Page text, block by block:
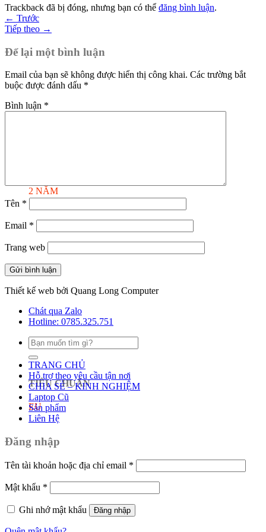
2 NĂM
TIÊU CHUẨN
EU
Trackback đã bị đóng, nhưng bạn có thể đăng bình luận.
← Trước
Tiếp theo →
Để lại một bình luận
Email của bạn sẽ không được hiển thị công khai. Các trường bắt
buộc được đánh dấu *
Bình luận *
Tên *
Email *
Trang web
Thiết kế web bởi Quang Long Computer
Chát qua Zalo
Hotline: 0785.325.751
Tìm
kiếm:
TRANG CHỦ
Hỗ trợ theo yêu cầu tận nơi
CHIA SẺ – KINH NGHIỆM
Laptop Cũ
Sản phẩm
Liên Hệ
Đăng nhập
Tên tài khoản hoặc địa chỉ email *
Mật khẩu *
Ghi nhớ mật khẩu Đăng nhập